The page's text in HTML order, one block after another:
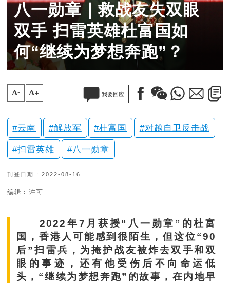
八一勋章｜救战友失双眼
双手 扫雷英雄杜富国如
何“继续为梦想奔跑”？
A- A+ 我要回应
云南 解放军 杜富国 对越自卫反击战
扫雷英雄 八一勋章
刊登日期 : 2022-08-16
编辑︰许可
2022年7月获授“八一勋章”的杜富
国，香港人可能感到很陌生，但这位“90
后”扫雷兵，为掩护战友被炸去双手和双
眼的事迹，还有他受伤后不向命运低
头，“继续为梦想奔跑”的故事，在内地早